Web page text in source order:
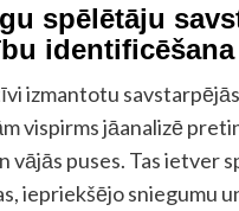
spēlētāju
identificēšana
izmantotu
vispirms jāanalizē
vājās puses. Tas ietver
iepriekšējo sniegumu